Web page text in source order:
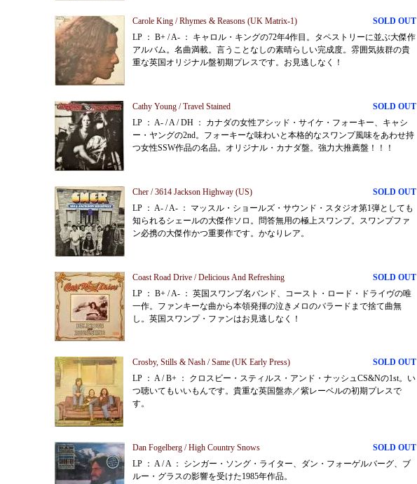
SOLD OUT
Carole King / Rhymes & Reasons (UK Matrix-1)
LP ： B+ / A- ： キャロル・キングの72年4作目。タペストリーに並ぶ大傑作
アルバム。名曲満載。言うことなしの素晴らしい完成度。雰囲気抜群の貴
重な英国オリジナル盤初期プレスです。お見逃しなく！
SOLD OUT
Cathy Young / Travel Stained
LP ： A- / A / DH ： カナダの女性アシッド・サイケ・フォーキー、キャシ
ー・ヤングの2nd。フォーキーな味わいと本格的なスワンプ風味をあわせ持
つ女性SSW作品の名品。オリジナル・カナダ盤。強力大推薦盤！！！
SOLD OUT
Cher / 3614 Jackson Highway (US)
LP ： A- / A- ： マッスル・ショールズ・サウンド・スタジオ第1弾としても
知られるシェールの大傑作ソロ。問答無用の極上スワンプ。スワンプファ
ン必携の大傑作かつ重要作です。かなりレア。
SOLD OUT
Coast Road Drive / Delicious And Refreshing
LP ： B+ / A- ： 英国スワンプ名バンド、コースト・ロード・ドライヴの唯
一作。ファンキーな曲から本領発揮の泣きメロのバラードまで捨て曲無
し。英国スワンプ・ファンはお見逃しなく！
SOLD OUT
Crosby, Stills & Nash / Same (UK Early Press)
LP ： A / B+ ： クロスビー・スティルス・アンド・ナッシュCS&Nの1st。い
つ聴いてもいいもんです。貴重な英国盤赤／紫レーベルの初期プレスで
す。
SOLD OUT
Dan Fogelberg / High Country Snows
LP ： A / A ： シンガー・ソング・ライター、ダン・フォーゲルバーグ、ブ
ルー・グラスの影響を受けた1985年作品。